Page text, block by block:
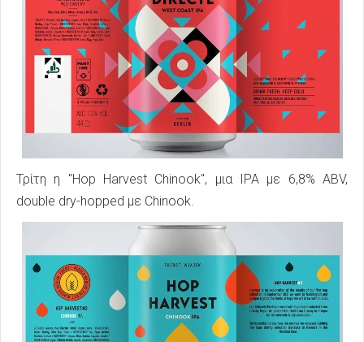
Τρίτη η "Hop Harvest Chinook", μια IPA με 6,8% ABV,
double dry-hopped με Chinook.